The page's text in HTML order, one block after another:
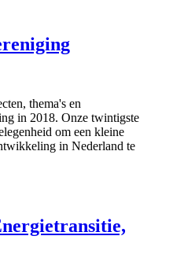
thema's en
in 2018. Onze twintigste
om een kleine
in Nederland te